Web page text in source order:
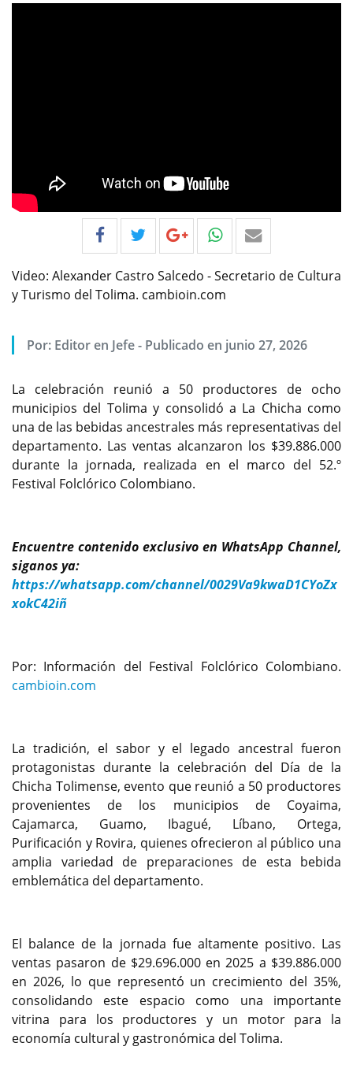
Video: Alexander Castro Salcedo - Secretario de Cultura
y Turismo del Tolima. cambioin.com
Por: Editor en Jefe- Publicado en junio 27, 2026
La celebración reunió a 50 productores de ocho
municipios del Tolima y consolidó a La Chicha como
una de las bebidas ancestrales más representativas del
departamento. Las ventas alcanzaron los $39.886.000
durante la jornada, realizada en el marco del 52.º
Festival Folclórico Colombiano.
Encuentre contenido exclusivo en WhatsApp Channel,
siganos ya:
https://whatsapp.com/channel/0029Va9kwaD1CYoZx
xokC42iñ
Por: Información del Festival Folclórico Colombiano.
cambioin.com
La tradición, el sabor y el legado ancestral fueron
protagonistas durante la celebración del Día de la
Chicha Tolimense, evento que reunió a 50 productores
provenientes de los municipios de Coyaima,
Cajamarca, Guamo, Ibagué, Líbano, Ortega,
Purificación y Rovira, quienes ofrecieron al público una
amplia variedad de preparaciones de esta bebida
emblemática del departamento.
El balance de la jornada fue altamente positivo. Las
ventas pasaron de $29.696.000 en 2025 a $39.886.000
en 2026, lo que representó un crecimiento del 35%,
consolidando este espacio como una importante
vitrina para los productores y un motor para la
economía cultural y gastronómica del Tolima.